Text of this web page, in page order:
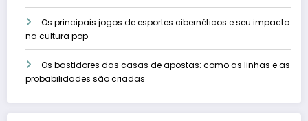
Os principais jogos de esportes cibernéticos e seu impacto
na cultura pop
Os bastidores das casas de apostas: como as linhas e as
probabilidades são criadas